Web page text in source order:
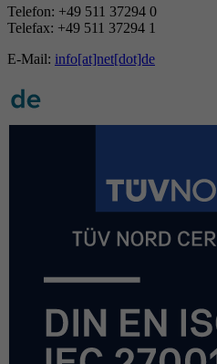
Telefon: +49 511 37294 0
Telefax: +49 511 37294 1
E-Mail: info[at]net[dot]de